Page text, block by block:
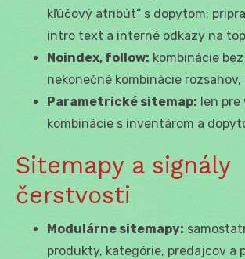
kľúčový atribút“ s dopytom;
intro text a interné odkazy na
Noindex, follow: kombinácie
nekonečné kombinácie
Parametrické sitemap: len
kombinácie s inventárom a
Sitemapy a signály
čerstvosti
Modulárne sitemapy:
produkty, kategórie, predajcov a